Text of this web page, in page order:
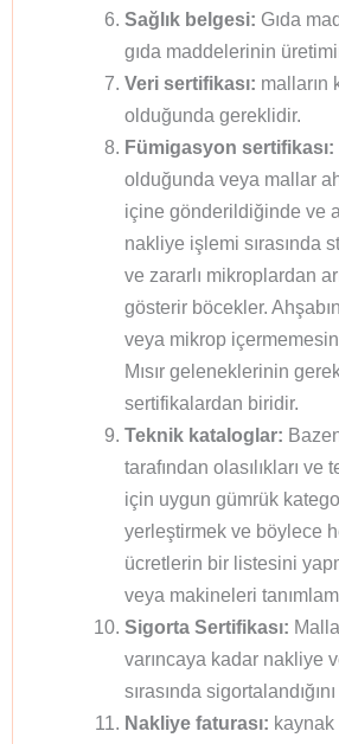
Sağlık belgesi: Gıda
gıda maddelerinin
Veri sertifikası: malların
olduğunda gereklidir.
Fümigasyon sertifikası:
olduğunda veya mallar
içine gönderildiğinde ve
nakliye işlemi sırasında
ve zararlı mikroplardan
gösterir böcekler.
veya mikrop
Mısır geleneklerinin
sertifikalardan biridir.
Teknik kataloglar:
tarafından olasılıkları ve
için uygun gümrük
yerleştirmek ve böylece
ücretlerin bir listesini
veya makineleri
Sigorta Sertifikası:
varıncaya kadar nakliye
sırasında
Nakliye faturası: kaynak